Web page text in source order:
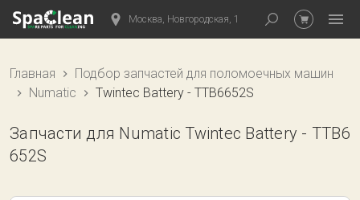
Москва, Новгородская, 1
Главная
Подбор запчастей для поломоечных машин
Numatic
Twintec Battery - TTB6652S
Запчасти для Numatic Twintec Battery - TTB6
652S